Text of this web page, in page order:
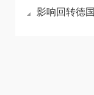
影响回转德国